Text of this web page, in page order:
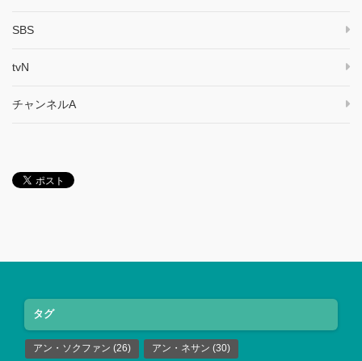
SBS
tvN
チャンネルA
タグ
アン・ソクファン (26) アン・ネサン (30)